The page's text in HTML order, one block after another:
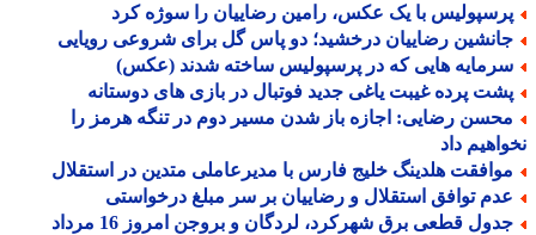
با یک عکس، رامین رضاییان را سوژه کرد
رضاییان درخشید؛ دو پاس گل برای شروعی رویایی
هایی که در پرسپولیس ساخته شدند (عکس)
پرده غیبت یاغی جدید فوتبال در بازی های دوستانه
رضایی: اجازه باز شدن مسیر دوم در تنگه هرمز را
داد
هلدینگ خلیج فارس با مدیرعاملی متدین در استقلال
توافق استقلال و رضاییان بر سر مبلغ درخواستی
جدول قطعی برق شهرکرد، لردگان و بروجن امروز 16 مرداد